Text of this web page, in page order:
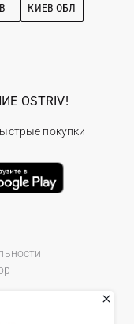
КИЕВ ОБЛ
OSTRIV!
покупки